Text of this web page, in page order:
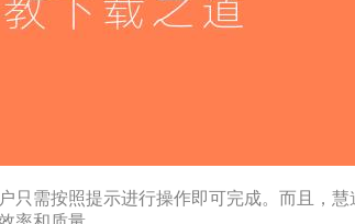
只需按照提示进行操作即可完成。而且，